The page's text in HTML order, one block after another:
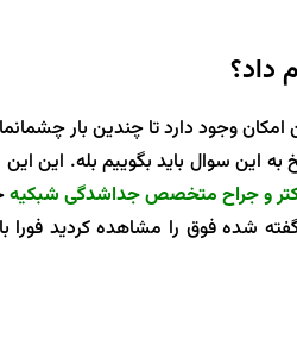
داد؟
وجود دارد تا چندین بار
این سوال باید بگوییم بله. این
و جراح متخصص جداشدگی شبکیه
گفته شده فوق را مشاهده کردید